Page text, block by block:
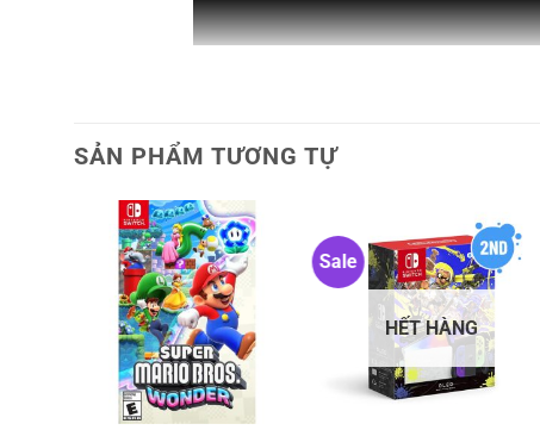
Máy chơi game Nintendo Switch
Trước tiên cho anh em nào chưa biết thìNintendo
3 chế độ chơi khác nhau như handheld mode chế
sáng tạo này mà các dòng máy Nintendo Switch đã
những thừa kế được những điều đó, mà nay,
hơn, sáng hơn, độ tương phản cao hơn và kích
SẢN PHẨM TƯƠNG TỰ
Sale
HẾT HÀNG